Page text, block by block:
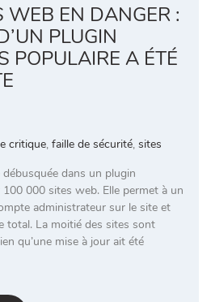
WEB EN DANGER :
PLUGIN
POPULAIRE A ÉTÉ
critique, faille de sécurité, sites
dans un plugin
000 sites web. Elle permet à un
administrateur sur le site et
total. La moitié des sites sont
qu’une mise à jour ait été